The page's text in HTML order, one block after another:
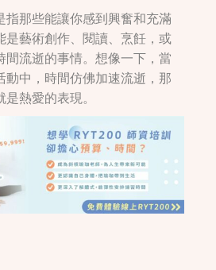
指那些能讓你感到興奮和充滿
是藝術創作、閱讀、烹飪，或
間流逝的事情。想像一下，當
動中，時間仿佛加速流逝，那
熱愛的表現。